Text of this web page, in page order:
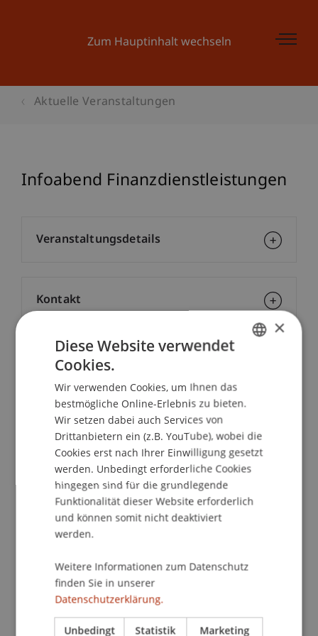
Zum Hauptinhalt wechseln
Aktuelle Veranstaltungen
Infoabend Finanzdienstleistungen
School/Professur:
Institut für Finanzdienstleistungen
Das Institut für Finanzdienstleistungen der
Hochschule Liechtenstein veranstaltet ein
Informationsabend und informiert über die
aktuellen Weiterbildungsangebote im Bereich
Finanzdienstleistungen - Gesellschaftsrecht,
Internationalem Steuerrecht, Investmentfonds,
Private Banking, Treuhandwesen und Wealth
Management. Bei dieser Veranstaltung erhalten
Gesamtüberblick über das Angebot an
Studiengängen, fachspezifischen Tagungen,
Seminaren und Vorträgen.
Veranstaltungsdetails
Kontakt
×
Diese Website verwendet
Cookies.
Wir verwenden Cookies, um Ihnen das
bestmögliche Online-Erlebnis zu bieten.
Wir setzen dabei auch Services von
Drittanbietern ein (z.B. YouTube), wobei die
Cookies erst nach Ihrer Einwilligung gesetzt
werden. Unbedingt erforderliche Cookies
hingegen sind für die grundlegende
Funktionalität dieser Website erforderlich
und können somit nicht deaktiviert
werden.
Weitere Informationen zum Datenschutz
finden Sie in unserer
Datenschutzerklärung.
Unbedingt Statistik Marketing